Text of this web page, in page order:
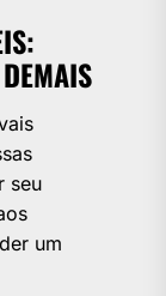
seu
um